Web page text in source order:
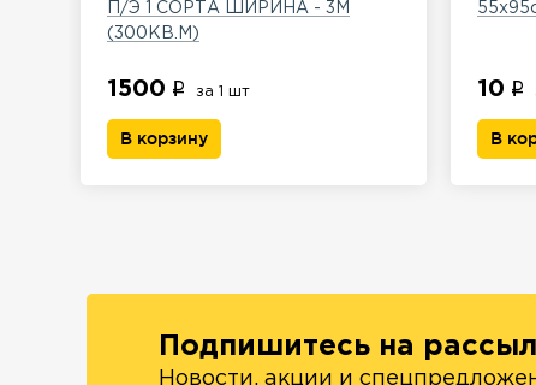
П/Э 1 СОРТА ШИРИНА - 3М
(300КВ.М)
1500 за 1 шт
В корзину
10
В
Подпишитесь на
Новости, акции и